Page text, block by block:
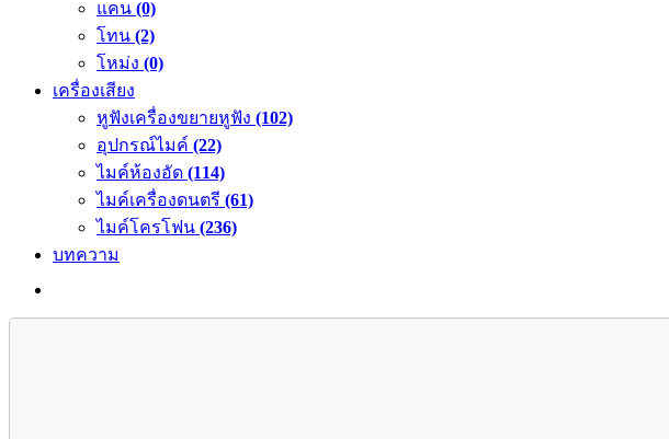
แคน (0)
โทน (2)
โหม่ง (0)
เครื่องเสียง
หูฟังเครื่องขยายหูฟัง (102)
อุปกรณ์ไมค์ (22)
ไมค์ห้องอัด (114)
ไมค์เครื่องดนตรี (61)
ไมค์โครโฟน (236)
บทความ